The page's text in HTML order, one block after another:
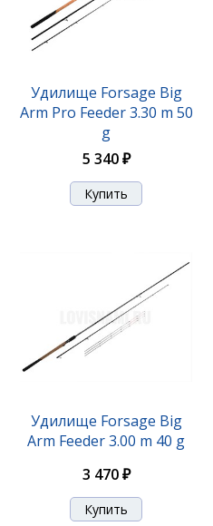
Удилище Forsage Big
Arm Pro Feeder 3.30 m 50
g
5 340 ₽
Удилище Forsage Big
Arm Feeder 3.00 m 40 g
3 470 ₽